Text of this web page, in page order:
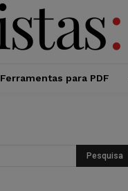
Ferramentas para PDF